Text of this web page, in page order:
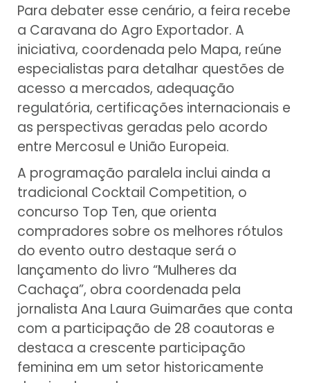
Para debater esse cenário, a feira recebe
a Caravana do Agro Exportador. A
iniciativa, coordenada pelo Mapa, reúne
especialistas para detalhar questões de
acesso a mercados, adequação
regulatória, certificações internacionais e
as perspectivas geradas pelo acordo
entre Mercosul e União Europeia.
A programação paralela inclui ainda a
tradicional Cocktail Competition, o
concurso Top Ten, que orienta
compradores sobre os melhores rótulos
do evento outro destaque será o
lançamento do livro “Mulheres da
Cachaça”, obra coordenada pela
jornalista Ana Laura Guimarães que conta
com a participação de 28 coautoras e
destaca a crescente participação
feminina em um setor historicamente